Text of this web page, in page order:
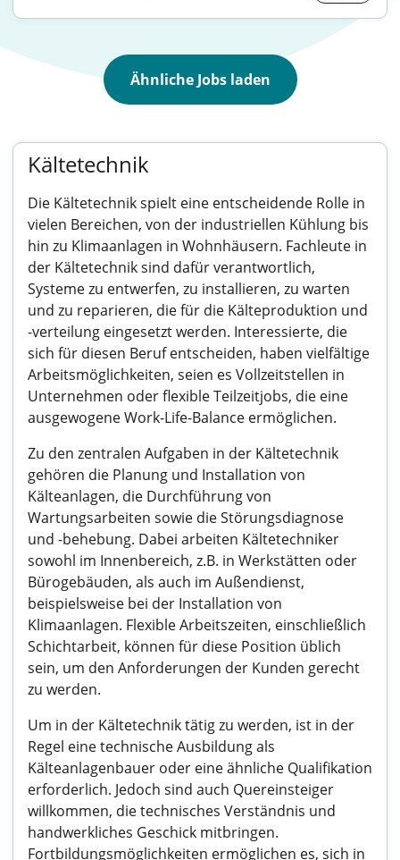
Ähnliche Jobs laden
Kältetechnik
Die Kältetechnik spielt eine entscheidende Rolle in
vielen Bereichen, von der industriellen Kühlung bis
hin zu Klimaanlagen in Wohnhäusern. Fachleute in
der Kältetechnik sind dafür verantwortlich,
Systeme zu entwerfen, zu installieren, zu warten
und zu reparieren, die für die Kälteproduktion und
-verteilung eingesetzt werden. Interessierte, die
sich für diesen Beruf entscheiden, haben vielfältige
Arbeitsmöglichkeiten, seien es Vollzeitstellen in
Unternehmen oder flexible Teilzeitjobs, die eine
ausgewogene Work-Life-Balance ermöglichen.
Zu den zentralen Aufgaben in der Kältetechnik
gehören die Planung und Installation von
Kälteanlagen, die Durchführung von
Wartungsarbeiten sowie die Störungsdiagnose
und -behebung. Dabei arbeiten Kältetechniker
sowohl im Innenbereich, z.B. in Werkstätten oder
Bürogebäuden, als auch im Außendienst,
beispielsweise bei der Installation von
Klimaanlagen. Flexible Arbeitszeiten, einschließlich
Schichtarbeit, können für diese Position üblich
sein, um den Anforderungen der Kunden gerecht
zu werden.
Um in der Kältetechnik tätig zu werden, ist in der
Regel eine technische Ausbildung als
Kälteanlagenbauer oder eine ähnliche Qualifikation
erforderlich. Jedoch sind auch Quereinsteiger
willkommen, die technisches Verständnis und
handwerkliches Geschick mitbringen.
Fortbildungsmöglichkeiten ermöglichen es, sich in